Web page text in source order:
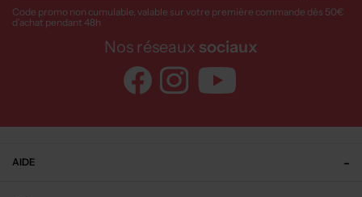
Code promo non cumulable, valable sur votre première commande dès 50€
d’achat pendant 48h
Nos réseaux sociaux
AIDE